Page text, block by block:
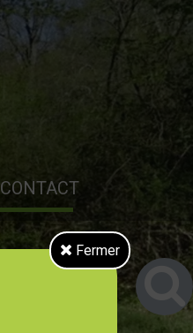
CONTACT
Fermer